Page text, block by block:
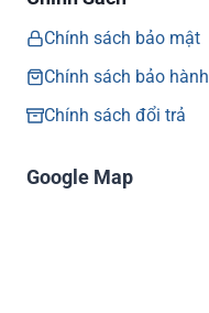
Chính sách bảo mật
Chính sách bảo hành
Chính sách đổi trả
Google Map